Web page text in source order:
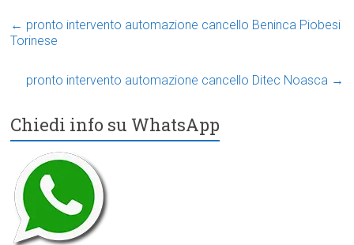
← pronto intervento automazione cancello Beninca Piobesi
Torinese
pronto intervento automazione cancello Ditec Noasca →
Chiedi info su WhatsApp